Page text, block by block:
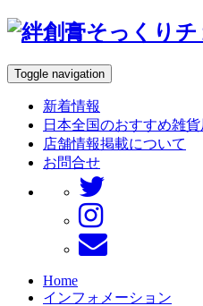
Toggle navigation
新着情報
日本全国のおすすめ雑
店舗情報掲載について
お問合せ
Home
インフォメーション